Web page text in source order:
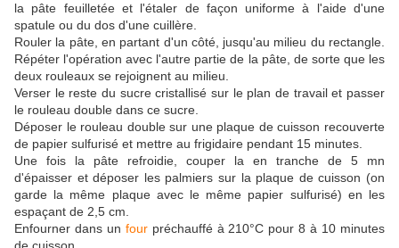
la pâte feuilletée et l'étaler de façon uniforme à l'aide d'une
spatule ou du dos d'une cuillère.
Rouler la pâte, en partant d'un côté, jusqu'au milieu du rectangle.
Répéter l'opération avec l'autre partie de la pâte, de sorte que les
deux rouleaux se rejoignent au milieu.
Verser le reste du sucre cristallisé sur le plan de travail et passer
le rouleau double dans ce sucre.
Déposer le rouleau double sur une plaque de cuisson recouverte
de papier sulfurisé et mettre au frigidaire pendant 15 minutes.
Une fois la pâte refroidie, couper la en tranche de 5 mn
d'épaisser et déposer les palmiers sur la plaque de cuisson (on
garde la même plaque avec le même papier sulfurisé) en les
espaçant de 2,5 cm.
Enfourner dans un fourpréchauffé à 210°C pour 8 à 10 minutes